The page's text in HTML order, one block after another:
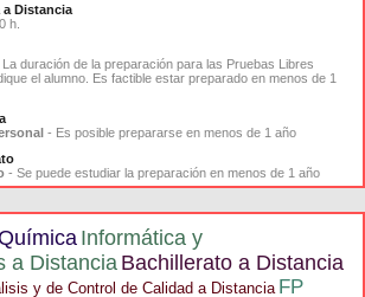
a Distancia
h.
La duración de la preparación para las Pruebas Libres
el alumno. Es factible estar preparado en menos de 1
- Es posible prepararse en menos de 1 año
- Se puede estudiar la preparación en menos de 1 año
Informática y
a Distancia Bachillerato a Distancia
y de Control de Calidad a Distancia FP